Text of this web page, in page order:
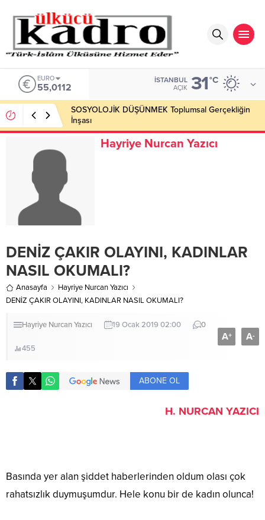
EURO
55,0112
İSTANBUL
AÇIK 31°C
SOSYOLOJİK DÜŞÜNMEK Toplumsal Gerçekliğin
İnşası
Hayriye Nurcan Yazıcı
DENİZ ÇAKIR OLAYINI, KADINLAR
NASIL OKUMALI?
Anasayfa
Hayriye Nurcan Yazıcı
DENİZ ÇAKIR OLAYINI, KADINLAR NASIL OKUMALI?
Hayriye Nurcan Yazıcı 19 Ocak 2019 02:00 0
455
A+ A-
ABONE OL
H. NURCAN YAZICI
Basında yer alan şiddet haberlerinden oldum olası çok
rahatsızlık duymuşumdur. Hele konu bir de kadın olunca!